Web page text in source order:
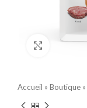
Accueil » Boutique »